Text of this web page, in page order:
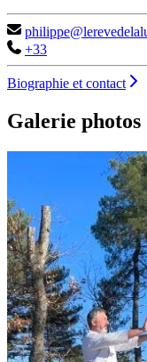
+33
Biographie et contact
Galerie photos